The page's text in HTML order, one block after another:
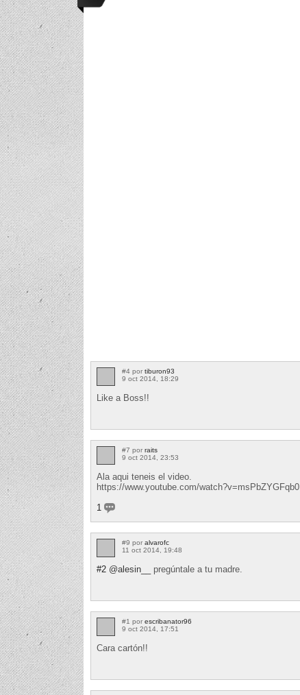
#4 por tiburon93
9 oct 2014, 18:29
Like a Boss!!
#7 por raits
9 oct 2014, 23:53
Ala aqui teneis el video.
https://www.youtube.com/watch?v=msPbZYGFqb0
1
#9 por alvarofc
11 oct 2014, 19:48
#2 @alesin__ pregúntale a tu madre.
#1 por escribanator96
9 oct 2014, 17:51
Cara cartón!!